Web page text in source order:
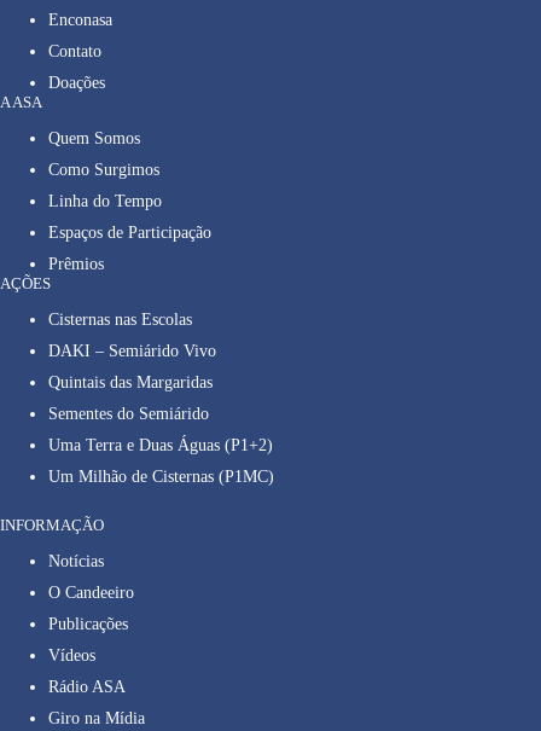
Enconasa
Contato
Doações
A ASA
Quem Somos
Como Surgimos
Linha do Tempo
Espaços de Participação
Prêmios
AÇÕES
Cisternas nas Escolas
DAKI – Semiárido Vivo
Quintais das Margaridas
Sementes do Semiárido
Uma Terra e Duas Águas (P1+2)
Um Milhão de Cisternas (P1MC)
INFORMAÇÃO
Notícias
O Candeeiro
Publicações
Vídeos
Rádio ASA
Giro na Mídia